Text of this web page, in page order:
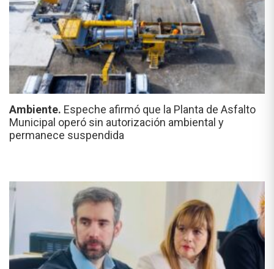
Ambiente. Espeche afirmó que la Planta de Asfalto
Municipal operó sin autorización ambiental y
permanece suspendida